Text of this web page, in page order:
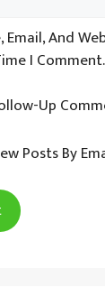
Email, And
I Comment.
Up
Posts By